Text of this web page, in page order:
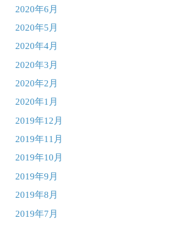
2020年6月
2020年5月
2020年4月
2020年3月
2020年2月
2020年1月
2019年12月
2019年11月
2019年10月
2019年9月
2019年8月
2019年7月